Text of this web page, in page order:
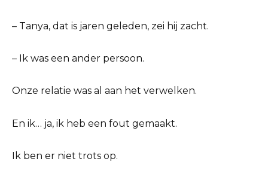
– Tanya, dat is jaren geleden, zei hij zacht.
– Ik was een ander persoon.
Onze relatie was al aan het verwelken.
En ik… ja, ik heb een fout gemaakt.
Ik ben er niet trots op.